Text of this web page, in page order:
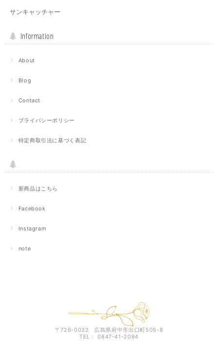
サンキャッチャー
Information
About
Blog
Contact
プライバシーポリシー
特定商取引法に基づく表記
新商品はこちら
Facebook
Instagram
note
〒726-0032 広島県府中市出口町505-8
TEL： 0847-41-2094